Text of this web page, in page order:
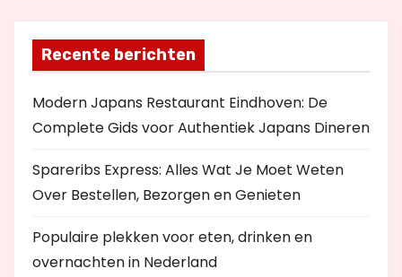
Recente berichten
Modern Japans Restaurant Eindhoven: De
Complete Gids voor Authentiek Japans Dineren
Spareribs Express: Alles Wat Je Moet Weten
Over Bestellen, Bezorgen en Genieten
Populaire plekken voor eten, drinken en
overnachten in Nederland